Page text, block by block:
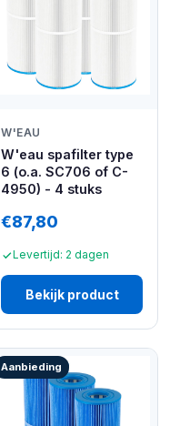
W'EAU
W'eau spafilter type
6 (o.a. SC706 of C-
4950) - 4 stuks
€87,80
Levertijd: 2 dagen
Bekijk product
Aanbieding